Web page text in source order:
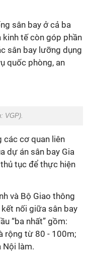
sân bay ở cả ba
kinh tế còn góp phần
sân bay lưỡng dụng
quốc phòng, an
VGP).
các cơ quan liên
dự án sân bay Gia
tục để thực hiện
và Bộ Giao thông
nối giữa sân bay
“ba nhất” gồm:
rộng từ 80 - 100m;
Nội làm.